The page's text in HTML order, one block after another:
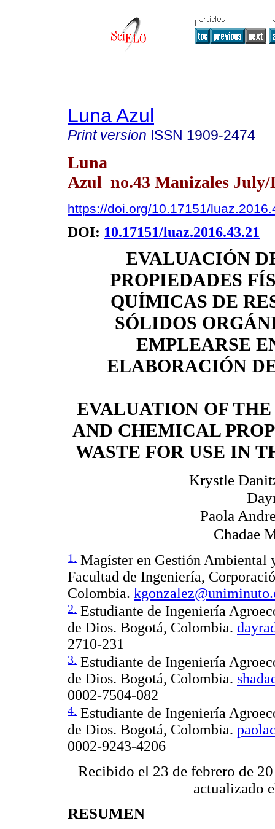
Luna Azul
Print version ISSN 1909-2474
Luna
Azul no.43 Manizales July/
https://doi.org/10.17151/
DOI: 10.17151/luaz.2016.43.21
EVALUACIÓN
PROPIEDADES
QUÍMICAS DE
SÓLIDOS
EMPLEARSE
ELABORACIÓN
EVALUATION OF
AND CHEMICAL
WASTE FOR USE IN
Krystle
Paola
Chadae
1. Magíster en Gestión Ambiental
Facultad de Ingeniería,
Colombia.
2. Estudiante de Ingeniería
de Dios. Bogotá, Colombia.
2710-231
3. Estudiante de Ingeniería
de Dios. Bogotá, Colombia.
0002-7504-082
4. Estudiante de Ingeniería
de Dios. Bogotá, Colombia.
0002-9243-4206
Recibido el 23 de febrero de
actualizado
RESUMEN